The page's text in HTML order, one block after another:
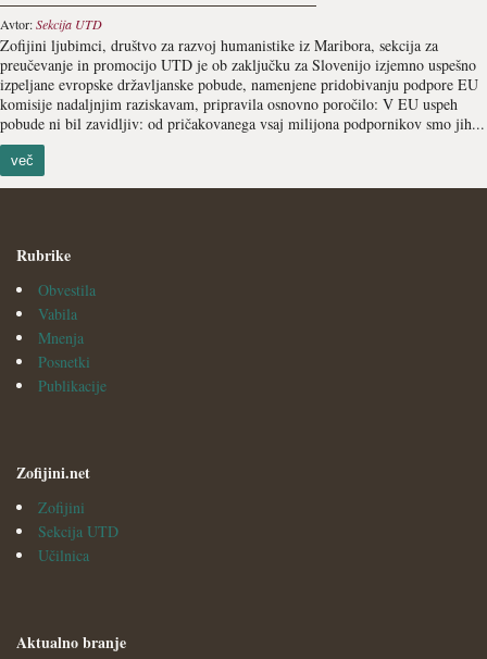
Avtor:Sekcija UTD
Zofijini ljubimci, društvo za razvoj humanistike iz Maribora, sekcija za
preučevanje in promocijo UTD je ob zaključku za Slovenijo izjemno uspešno
izpeljane evropske državljanske pobude, namenjene pridobivanju podpore EU
komisije nadaljnjim raziskavam, pripravila osnovno poročilo: V EU uspeh
pobude ni bil zavidljiv: od pričakovanega vsaj milijona podpornikov smo jih...
več
Rubrike
Obvestila
Vabila
Mnenja
Posnetki
Publikacije
Zofijini.net
Zofijini
Sekcija UTD
Učilnica
Aktualno branje